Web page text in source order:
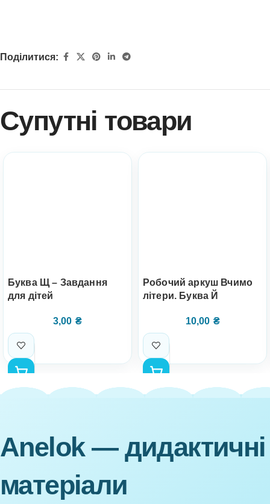
Поділитися:
Супутні товари
Буква Щ – Завдання
для дітей
3,00 ₴
Робочий аркуш Вчимо
літери. Буква Й
10,00 ₴
Anelok — дидактичні
матеріали